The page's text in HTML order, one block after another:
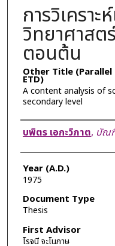
การวิเครา
วิทยาศาสต
ตอนต้น
Other Title
ETD)
A content analysis of
secondary level
Author
บพิตร เอกะวิภาต, บัณ
Year (A.D.)
1975
Document Type
Thesis
First Advisor
โรจนี จะโนภาษ